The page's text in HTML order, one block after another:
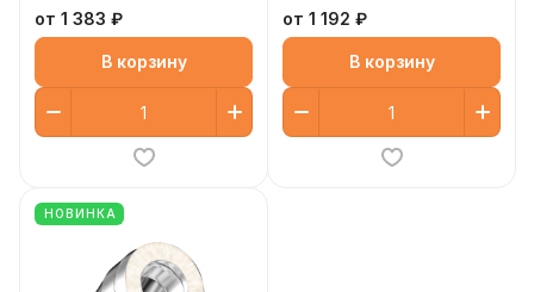
от 1 383 ₽
В корзину
от 1 192 ₽
В корзину
НОВИНКА